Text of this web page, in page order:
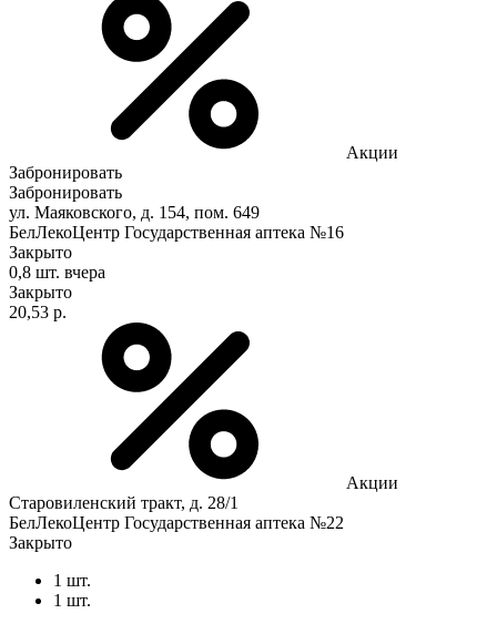
Акции
Забронировать
Забронировать
ул. Маяковского, д. 154, пом. 649
БелЛекоЦентр Государственная аптека №16
Закрыто
0,8 шт. вчера
Закрыто
20,53 р.
Акции
Старовиленский тракт, д. 28/1
БелЛекоЦентр Государственная аптека №22
Закрыто
1 шт.
1 шт.